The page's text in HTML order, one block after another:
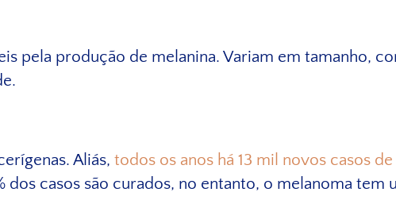
pela produção de melanina. Variam em tamanho,
Aliás, todos os anos há 13 mil novos casos
casos são curados, no entanto, o melanoma tem